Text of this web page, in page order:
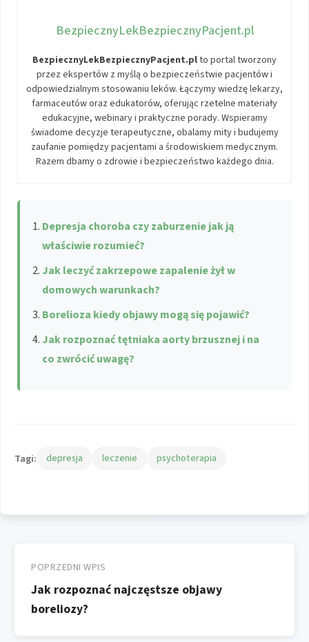
BezpiecznyLekBezpiecznyPacjent.pl
BezpiecznyLekBezpiecznyPacjent.plto portal tworzony
przez ekspertów z myślą o bezpieczeństwie pacjentów i
odpowiedzialnym stosowaniu leków. Łączymy wiedzę lekarzy,
farmaceutów oraz edukatorów, oferując rzetelne materiały
edukacyjne, webinary i praktyczne porady. Wspieramy
świadome decyzje terapeutyczne, obalamy mity i budujemy
zaufanie pomiędzy pacjentami a środowiskiem medycznym.
Razem dbamy o zdrowie i bezpieczeństwo każdego dnia.
Depresja choroba czy zaburzenie jak ją
właściwie rozumieć?
Jak leczyć zakrzepowe zapalenie żył w
domowych warunkach?
Borelioza kiedy objawy mogą się pojawić?
Jak rozpoznać tętniaka aorty brzusznej i na
co zwrócić uwagę?
Tagi: depresja leczenie psychoterapia
wpisu
POPRZEDNI WPIS
Jak rozpoznać najczęstsze objawy
boreliozy?